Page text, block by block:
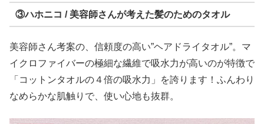
③ハホニコ / 美容師さんが考えた髪のためのタオル
美容師さん考案の、信頼度の高い”ヘアドライタオル”。マ
イクロファイバーの極細な繊維で吸水力が高いのが特徴で
「コットンタオルの４倍の吸水力」を誇ります！ふんわり
なめらかな肌触りで、使い心地も抜群。